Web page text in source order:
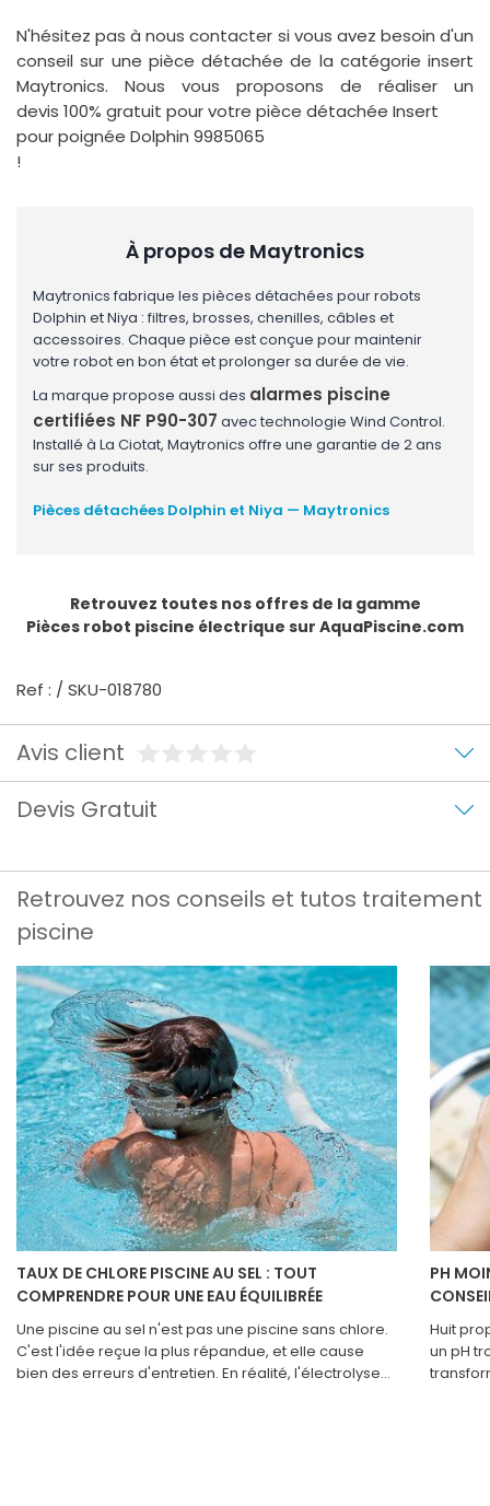
N'hésitez pas à nous contacter si vous avez besoin d'un
conseil sur une pièce détachée de la catégorie insert
Maytronics. Nous vous proposons de réaliser un
devis 100% gratuit pour votre pièce détachée Insert
pour poignée Dolphin 9985065
!
À propos de Maytronics
Maytronics fabrique les pièces détachées pour robots
Dolphin et Niya : filtres, brosses, chenilles, câbles et
accessoires. Chaque pièce est conçue pour maintenir
votre robot en bon état et prolonger sa durée de vie.
La marque propose aussi des alarmes piscine
certifiées NF P90-307 avec technologie Wind Control.
Installé à La Ciotat, Maytronics offre une garantie de 2 ans
sur ses produits.
Pièces détachées Dolphin et Niya — Maytronics
Retrouvez toutes nos offres de la gamme
Pièces robot piscine électrique sur AquaPiscine.com
Ref : / SKU-018780
Avis client
Devis Gratuit
Retrouvez nos conseils et tutos traitement
piscine
TAUX DE CHLORE PISCINE AU SEL : TOUT
COMPRENDRE POUR UNE EAU ÉQUILIBRÉE
Une piscine au sel n'est pas une piscine sans chlore.
C'est l'idée reçue la plus répandue, et elle cause
bien des erreurs d'entretien. En réalité, l'électrolyseur
PH
Huit
un pH